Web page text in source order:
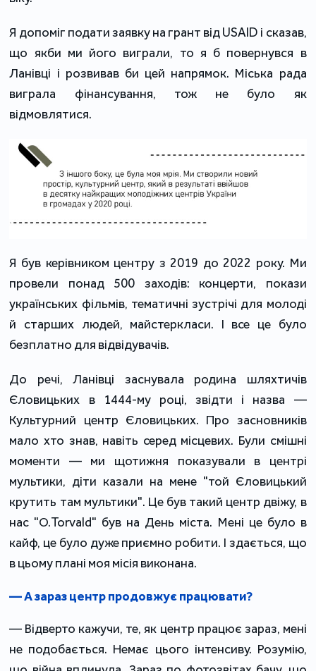
Я допоміг подати заявку на грант від USAID і сказав,
що якби ми його виграли, то я б повернувся в
Ланівці і розвивав би цей напрямок. Міська рада
виграла фінансування, тож не було як
відмовлятися.
Я був керівником центру з 2019 до 2022 року. Ми
провели понад 500 заходів: концерти, покази
українських фільмів, тематичні зустрічі для молоді
й старших людей, майстеркласи. І все це було
безплатно для відвідувачів.
До речі, Ланівці заснувала родина шляхтичів
Єловицьких в 1444-му році, звідти і назва —
Культурний центр Єловицьких. Про засновників
мало хто знав, навіть серед місцевих. Були смішні
моменти — ми щотижня показували в центрі
мультики, діти казали на мене "той Єловицький
крутить там мультики". Це був такий центр двіжу, в
нас "О.Torvald" був на День міста. Мені це було в
кайф, це було дуже приємно робити. І здається, що
в цьому плані моя місія виконана.
— А зараз центр продовжує працювати?
— Відверто кажучи, те, як центр працює зараз, мені
не подобається. Немає цього інтенсиву. Розумію,